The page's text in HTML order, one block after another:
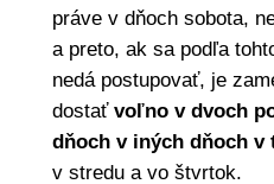
práve v dňoch sobota,
a preto, ak sa podľa
nedá postupovať, je
dostať voľno v dvoch
dňoch v iných dňoch v
v stredu a vo štvrtok.